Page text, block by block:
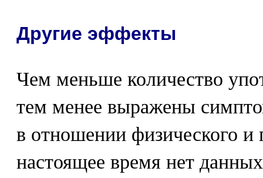
Другие эффекты
Чем меньше количество
тем менее выражены
в отношении физического и
настоящее время нет